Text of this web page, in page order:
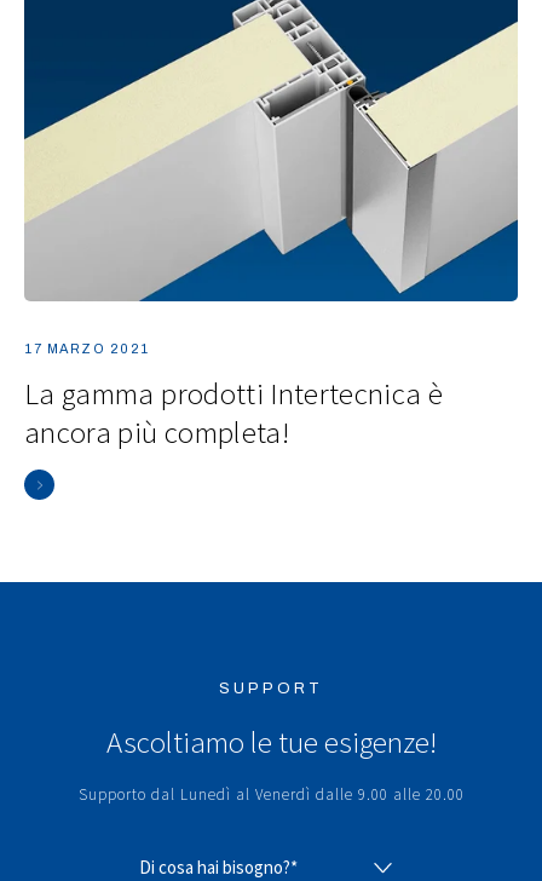
17 MARZO 2021
La gamma prodotti Intertecnica è
ancora più completa!
SUPPORT
Ascoltiamo le tue esigenze!
Supporto dal Lunedì al Venerdì dalle 9.00 alle 20.00